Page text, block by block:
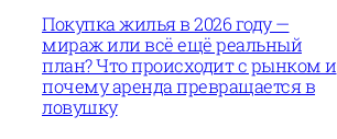
Покупка жилья в 2026 году —
мираж или всё ещё реальный
план? Что происходит с рынком и
почему аренда превращается в
ловушку